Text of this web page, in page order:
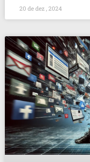
20 de dez , 2024